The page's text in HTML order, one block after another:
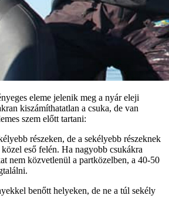
eleme jelenik meg a nyár eleji
kiszámíthatatlan a csuka, de van
szem előtt tartani:
részeken, de a sekélyebb részeknek
eső felén. Ha nagyobb csukákra
nem közvetlenül a partközelben, a 40-50
benőtt helyeken, de ne a túl sekély